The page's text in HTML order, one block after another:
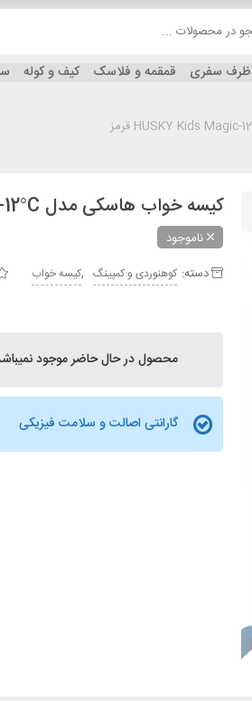
ظرف سفری قمقمه و فلاسک کیف و کوله
کیسه خواب هاسکی مدل HUSKY Kids Magic-12°C قرمز
ناموجود
دسته: کوهنوردی و کمپینگ ,کیسه خواب
محصول در حال حاضر موجود
گارانتی اصالت و سلامت فیزیکی